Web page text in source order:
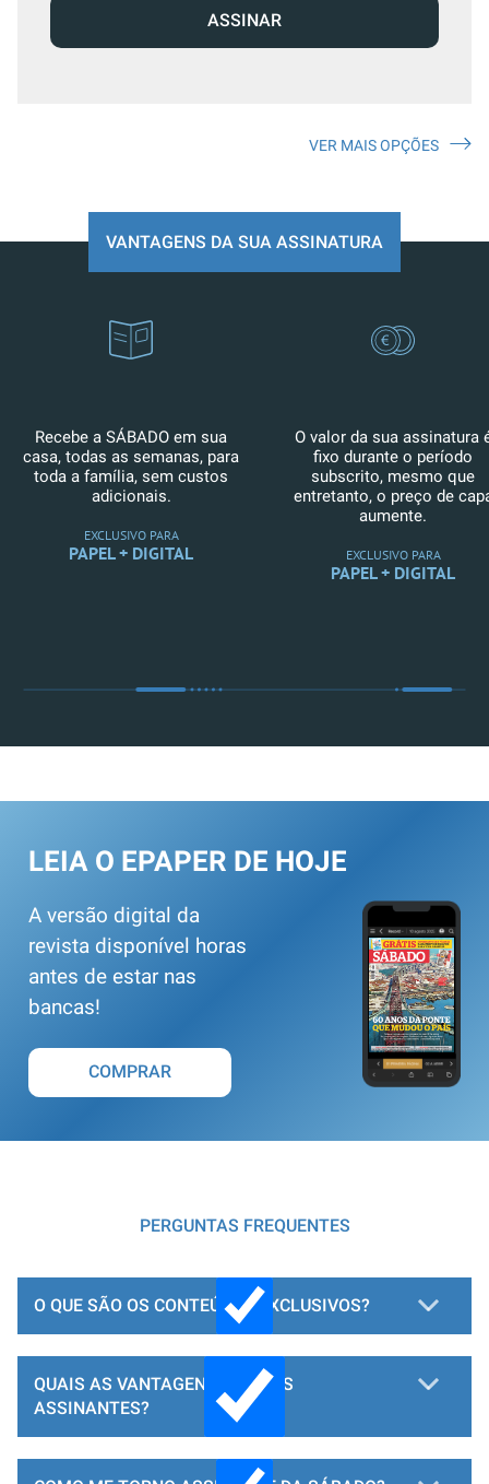
ASSINAR
VER MAIS OPÇÕES
VANTAGENS DA SUA ASSINATURA
Recebe a SÁBADO em sua
casa, todas as semanas, para
toda a família, sem custos
adicionais.
EXCLUSIVO PARA
PAPEL + DIGITAL
O valor da sua assinatura
fixo durante o período
subscrito, mesmo que
entretanto, o preço de
aumente.
EXCLUSIVO PARA
PAPEL + DIGITAL
LEIA O EPAPER DE HOJE
A versão digital da
revista disponível horas
antes de estar nas
bancas!
COMPRAR
PERGUNTAS FREQUENTES
O QUE SÃO OS CONTEÚDOS EXCLUSIVOS?
QUAIS AS VANTAGENS PARA OS
ASSINANTES?